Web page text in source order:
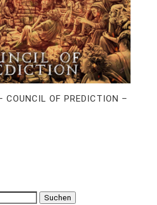
COUNCIL OF PREDICTION –
Suchen